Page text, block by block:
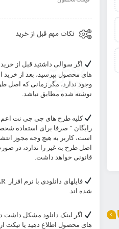
نکات مهم قبل از خرید
اگر سوالی داشتید قبل از
های محصول بپرسید، بعد از
وجود ندارد، مگر زمانی که اصل
نوشته شده مطابق نباشد.
کلیه طرح های چی چی نت اعم
رایگان ” صرفا برای استفاده
است، کاربر به هیچ وجه مجوز
اصل طرح به غیر را ندارد، در
قانونی خواهد داشت.
فایلهای دانلودی با نرم افزار
شده اند.
اگر لینک دانلود مشکل داشت
های محصول اطلاع دهید یا تیکت